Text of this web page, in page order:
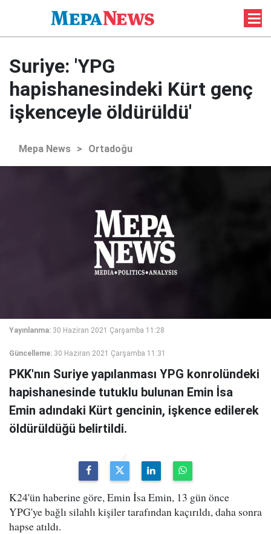
Suriye: 'YPG
hapishanesindeki Kürt genç
işkenceyle öldürüldü'
Mepa News > Ortadoğu
Yayınlanma: 30 Haziran 2021 Çarşamba 11:28
Güncelleme: 30 Haziran 2021 Çarşamba 11:31
PKK'nın Suriye yapılanması YPG konrolündeki
hapishanesinde tutuklu bulunan Emin İsa
Emin adındaki Kürt gencinin, işkence edilerek
öldürüldüğü belirtildi.
K24'ün haberine göre, Emin İsa Emin, 13 gün önce
YPG'ye bağlı silahlı kişiler tarafından kaçırıldı, daha sonra
hapse atıldı.